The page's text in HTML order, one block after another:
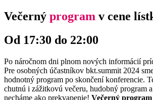
Večerný program v cene
Od 17:30 do 22:00
Po náročnom dni plnom nových informácií
Pre osobných účastníkov bkt.summit 2024
hodnotný program po skončení konferencie.
chutnú i zážitkovú večeru, hudobný program
necháme ako prekvapenie! Večerný program